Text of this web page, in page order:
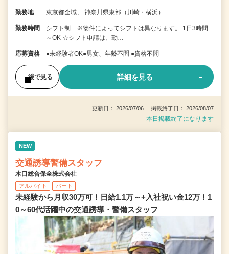
勤務地 東京都全域、 神奈川県東部（川崎・横浜）
勤務時間
シフト制 ※物件によってシフトは異なります。 1日3時間
～OK ☆シフト申請は、勤…
応募資格 ●未経験者OK●男女、年齢不問 ●資格不問
後で見る 詳細を見る
更新日： 2026/07/06 掲載終了日： 2026/08/07
本日掲載終了になります
NEW
交通誘導警備スタッフ
木口総合保全株式会社
アルバイト パート
未経験から月収30万可！日給1.1万～+入社祝い金12万！1
0～60代活躍中の交通誘導・警備スタッフ